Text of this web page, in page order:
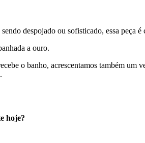
despojado ou sofisticado, essa peça
a ouro.
o banho, acrescentamos também
hoje?